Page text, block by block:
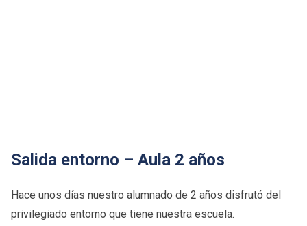
Salida entorno – Aula 2 años
Hace unos días nuestro alumnado de 2 años disfrutó del
privilegiado entorno que tiene nuestra escuela.